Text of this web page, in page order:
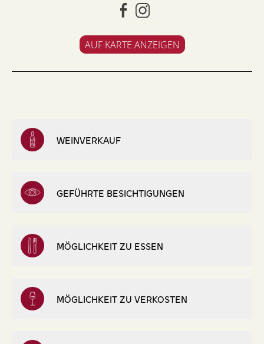
AUF KARTE ANZEIGEN
WEINVERKAUF
GEFÜHRTE BESICHTIGUNGEN
MÖGLICHKEIT ZU ESSEN
MÖGLICHKEIT ZU VERKOSTEN